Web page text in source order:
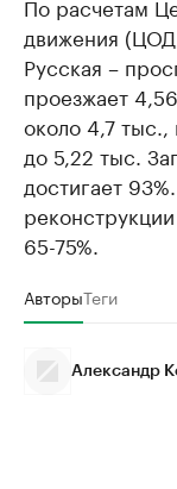
движения
Русская –
проезжает
около 4,7 тыс.,
до 5,22 тыс.
достигает
65-75%.
АвторыТеги
Александр